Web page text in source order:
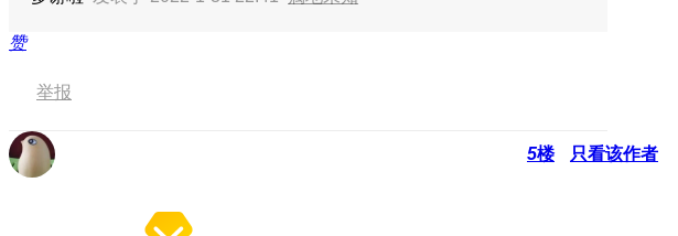
赞
举报
5楼 只看该作者